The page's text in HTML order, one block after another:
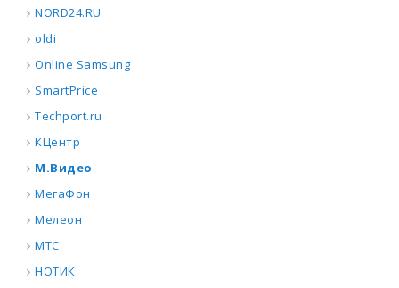
NORD24.RU
oldi
Online Samsung
SmartPrice
Techport.ru
КЦентр
М.Видео
МегаФон
Мелеон
МТС
НОТИК